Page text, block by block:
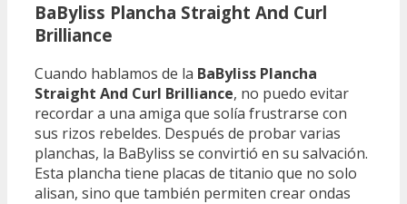
BaByliss Plancha Straight And Curl
Brilliance
Cuando hablamos de la BaByliss Plancha
Straight And Curl Brilliance, no puedo evitar
recordar a una amiga que solía frustrarse con
sus rizos rebeldes. Después de probar varias
planchas, la BaByliss se convirtió en su salvación.
Esta plancha tiene placas de titanio que no solo
alisan, sino que también permiten crear ondas